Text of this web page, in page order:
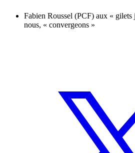
Fabien Roussel (PCF) aux « gilets
nous, « convergeons »